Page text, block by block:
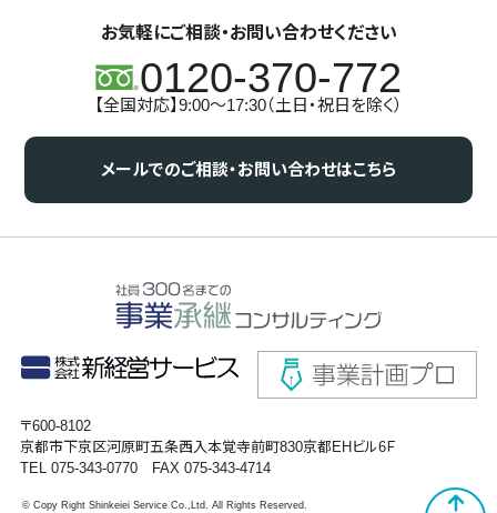
お気軽にご相談・お問い合わせください
0120-370-772
【全国対応】9:00～17:30（土日・祝日を除く）
メールでのご相談・お問い合わせはこちら
〒600-8102
京都市下京区河原町五条西入本覚寺前町830京都EHビル6Ｆ
TEL 075-343-0770 FAX 075-343-4714
© Copy Right Shinkeiei Service Co.,Ltd. All Rights Reserved.